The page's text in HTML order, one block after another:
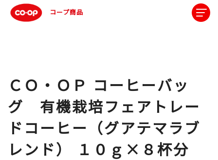
コープ商品
ＣＯ・ＯＰ コーヒーバッ
グ 有機栽培フェアトレー
ドコーヒー（グアテマラブ
レンド） １０ｇ×８杯分